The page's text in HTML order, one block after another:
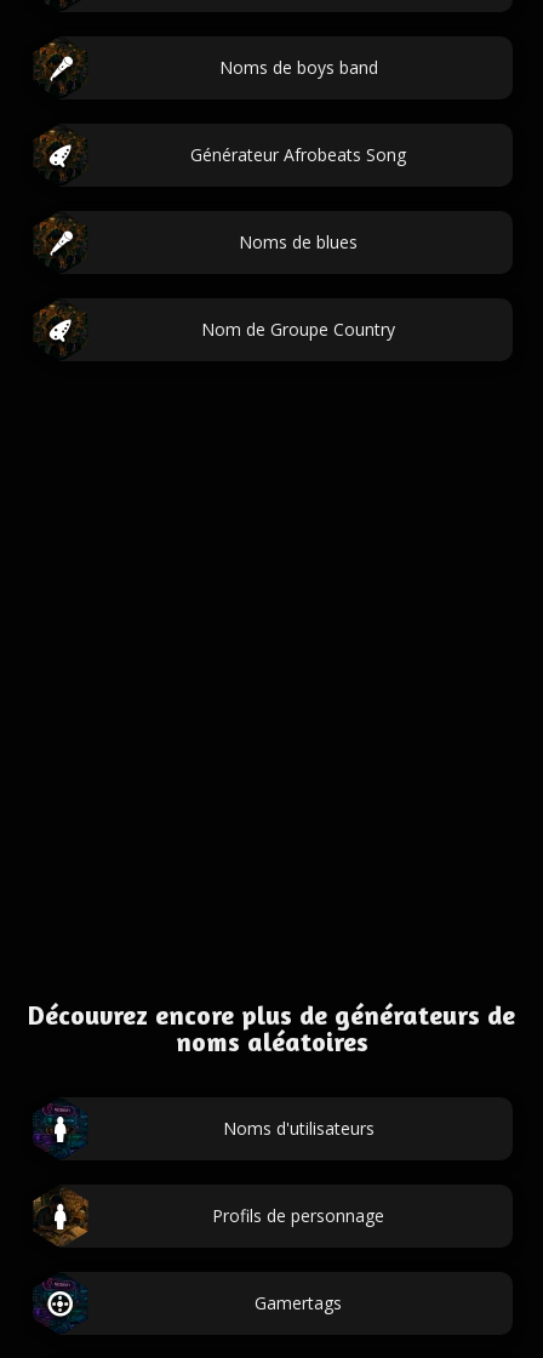
Noms de boys band
Générateur Afrobeats Song
Noms de blues
Nom de Groupe Country
Découvrez encore plus de générateurs de
noms aléatoires
Noms d'utilisateurs
Profils de personnage
Gamertags